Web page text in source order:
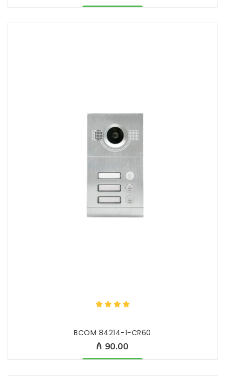
Məhsul mövcüddur
BCOM 84214-1-CR60
₼ 90.00
Məhsul mövcüddur